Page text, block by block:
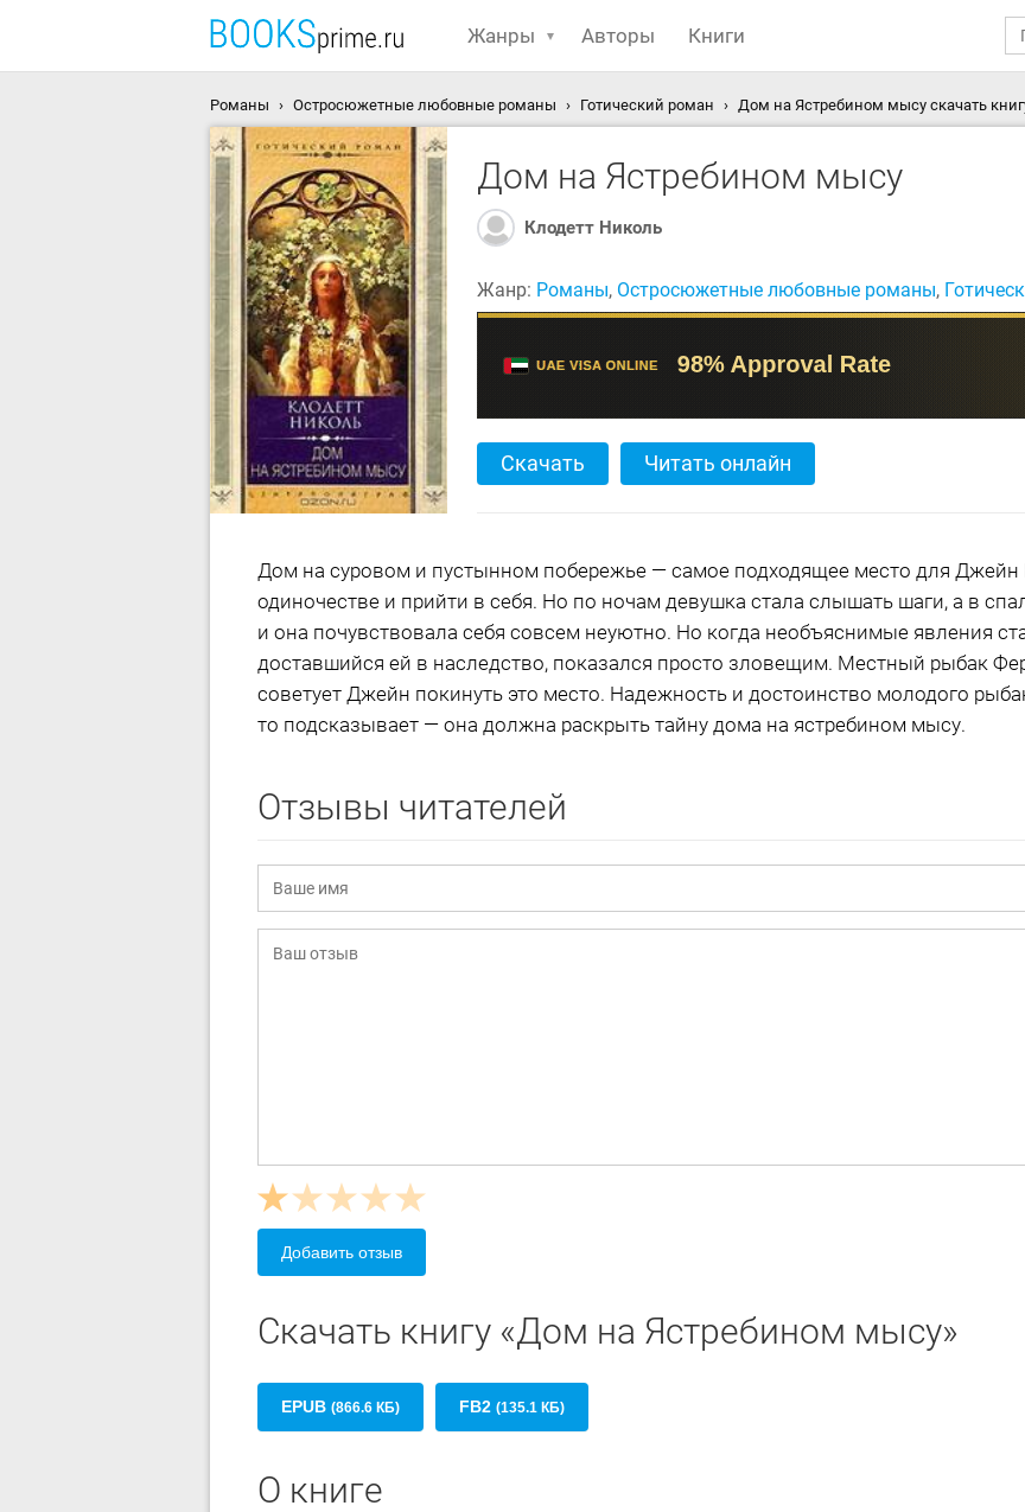
Жанры Авторы Книги
Романы Остросюжетные любовные романы Готический роман Дом на Ястребином мысу скачать
Дом на Ястребином мысу
Клодетт Николь
Жанр: Романы, Остросюжетные любовные романы,
Скачать Читать онлайн
Дом на суровом и пустынном побережье — самое подходящее место для Джейн
одиночестве и прийти в себя. Но по ночам девушка стала слышать шаги, а в
и она почувствовала себя совсем неуютно. Но когда необъяснимые явления
доставшийся ей в наследство, показался просто зловещим. Местный рыбак
советует Джейн покинуть это место. Надежность и достоинство молодого
то подсказывает — она должна раскрыть тайну дома на ястребином мысу.
Отзывы читателей
Добавить отзыв
Скачать книгу «Дом на Ястребином мысу»
EPUB (866.6 КБ) FB2 (135.1 КБ)
О книге